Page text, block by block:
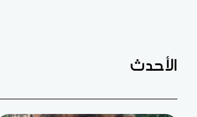
الأحدث